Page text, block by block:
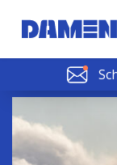
SCHELDE
Nieuws of